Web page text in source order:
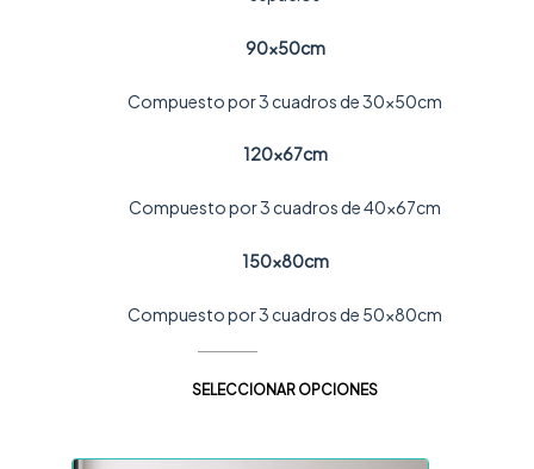
90x50cm
Compuesto por 3 cuadros de 30x50cm
120x67cm
Compuesto por 3 cuadros de 40x67cm
150x80cm
Compuesto por 3 cuadros de 50x80cm
SELECCIONAR OPCIONES